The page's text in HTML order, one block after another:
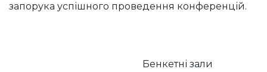
запорука успішного проведення конференцій.
Бенкетні зали